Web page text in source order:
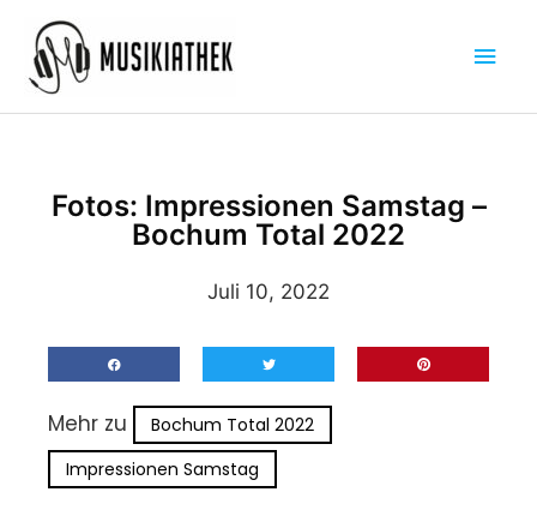
Inhalt
springen
Fotos: Impressionen Samstag –
Bochum Total 2022
Juli 10, 2022
Mehr zu
Bochum Total 2022
Impressionen Samstag